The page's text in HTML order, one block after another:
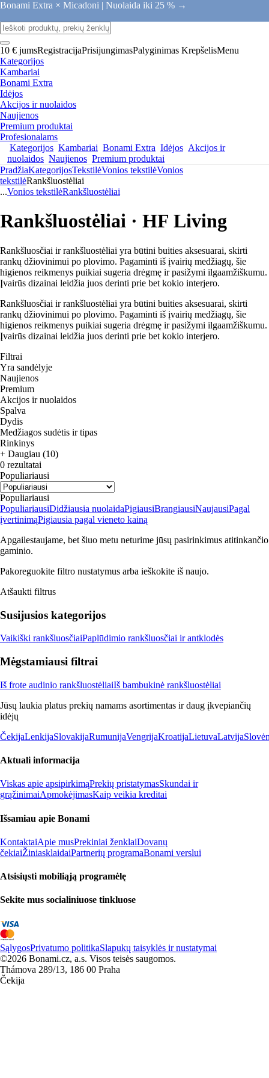
Bonami Extra × Micadoni | Nuolaida iki 25 % →
10 € jumsRegistracijaPrisijungimasPalyginimas KrepšelisMenu
Kategorijos
Kambariai
Bonami Extra
Idėjos
Akcijos ir nuolaidos
Naujienos
Premium produktai
Profesionalams
Kategorijos Kambariai Bonami Extra Idėjos Akcijos ir
nuolaidos Naujienos Premium produktai
PradžiaKategorijosTekstilėVonios tekstilėVonios
tekstilėRankšluostėliai
...Vonios tekstilėRankšluostėliai
Rankšluostėliai · HF Living
Rankšluosčiai ir rankšluostėliai yra būtini buities aksesuarai, skirti
rankų džiovinimui po plovimo. Pagaminti iš įvairių medžiagų, šie
higienos reikmenys puikiai sugeria drėgmę ir pasižymi ilgaamžiškumu.
Įvairūs dizainai leidžia juos derinti prie bet kokio interjero.
Rankšluosčiai ir rankšluostėliai yra būtini buities aksesuarai, skirti
rankų džiovinimui po plovimo. Pagaminti iš įvairių medžiagų, šie
higienos reikmenys puikiai sugeria drėgmę ir pasižymi ilgaamžiškumu.
Įvairūs dizainai leidžia juos derinti prie bet kokio interjero.
Filtrai
Yra sandėlyje
Naujienos
Premium
Akcijos ir nuolaidos
Spalva
Dydis
Medžiagos sudėtis ir tipas
Rinkinys
+ Daugiau (10)
0 rezultatai
Populiariausi
Populiariausi
PopuliariausiDidžiausia nuolaidaPigiausiBrangiausiNaujausiPagal
įvertinimąPigiausia pagal vieneto kainą
Apgailestaujame, bet šiuo metu neturime jūsų pasirinkimus atitinkančio
gaminio.
Pakoreguokite filtro nustatymus arba ieškokite iš naujo.
Atšaukti filtrus
Susijusios kategorijos
Vaikiški rankšluosčiaiPaplūdimio rankšluosčiai ir antklodės
Mėgstamiausi filtrai
Iš frote audinio rankšluostėliaiIš bambukinė rankšluostėliai
Jūsų laukia platus prekių namams asortimentas ir daug įkvepiančių
idėjų
ČekijaLenkijaSlovakijaRumunijaVengrijaKroatijaLietuvaLatvija
Aktuali informacija
Viskas apie apsipirkimąPrekių pristatymasSkundai ir
grąžinimaiApmokėjimasKaip veikia kreditai
Išsamiau apie Bonami
KontaktaiApie musPrekiniai ženklaiDovanų
čekiaiŽiniasklaidaiPartnerių programaBonami verslui
Atsisiųsti mobiliąją programėlę
Sekite mus socialiniuose tinkluose
SąlygosPrivatumo politikaSlapukų taisyklės ir nustatymai
©2026 Bonami.cz, a.s. Visos teisės saugomos.
Thámova 289/13, 186 00 Praha
Čekija